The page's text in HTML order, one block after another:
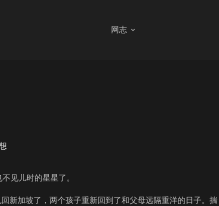
网志
见儿时的星星了。
加坡了，两个孩子重新回到了和父母远隔重洋的日子。揣